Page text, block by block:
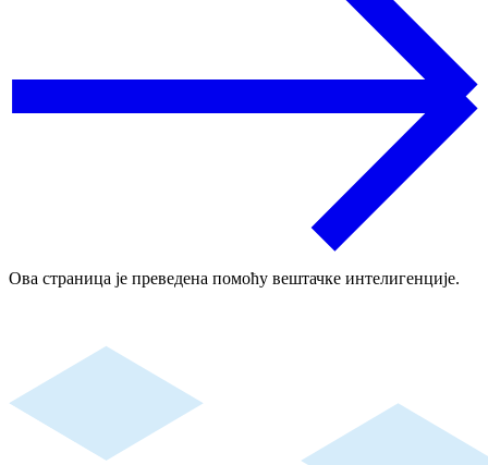
Ова страница је преведена помоћу вештачке интелигенције.